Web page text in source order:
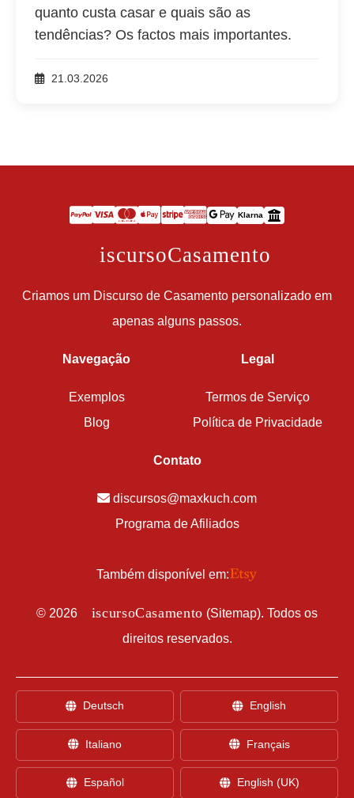
quanto custa casar e quais são as
tendências? Os factos mais importantes.
21.03.2026
Klarna
DiscursoCasamento
Criamos um Discurso de Casamento personalizado em
apenas alguns passos.
Navegação
Exemplos
Blog
Legal
Termos de Serviço
Política de Privacidade
Contato
discursos@maxkuch.com
Programa de Afiliados
Também disponível em:
© 2026 iscursoCasamento (Sitemap). Todos os
direitos reservados.
Deutsch English
Italiano Français
Español English (UK)